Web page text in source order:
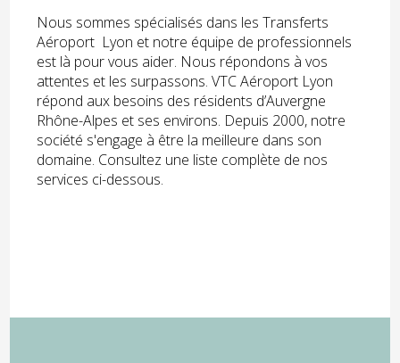
Nous sommes spécialisés dans les Transferts
Aéroport Lyon et notre équipe de professionnels
est là pour vous aider. Nous répondons à vos
attentes et les surpassons. VTC Aéroport Lyon
répond aux besoins des résidents d’Auvergne
Rhône-Alpes et ses environs. Depuis 2000, notre
société s'engage à être la meilleure dans son
domaine. Consultez une liste complète de nos
services ci-dessous.